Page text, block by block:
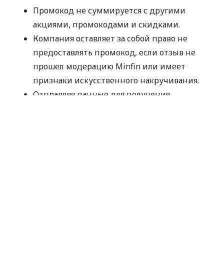
Промокод не суммируется с другими
акциями, промокодами и скидками.
Компания оставляет за собой право не
предоставлять промокод, если отзыв не
прошел модерацию Minfin или имеет
признаки искусственного накручивания.
Отправляя данные для получения